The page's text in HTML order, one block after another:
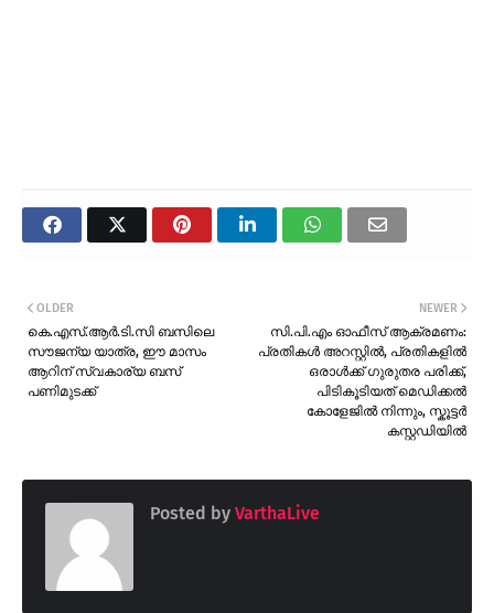
NEWER
സി.പി.എം ഓഫീസ് ആക്രമണം:
പ്രതികൾ അറസ്റ്റിൽ, പ്രതികളിൽ
ഒരാൾക്ക് ഗുരുതര പരിക്ക്,
പിടികൂടിയത് മെഡിക്കൽ
കോളേജിൽ നിന്നും, സ്കൂട്ടർ
കസ്റ്റഡിയിൽ
OLDER
കെ.എസ്.ആർ.ടി.സി ബസിലെ
സൗജന്യ യാത്ര, ഈ മാസം
ആറിന് സ്വകാര്യ ബസ്
പണിമുടക്ക്
Posted by VarthaLive